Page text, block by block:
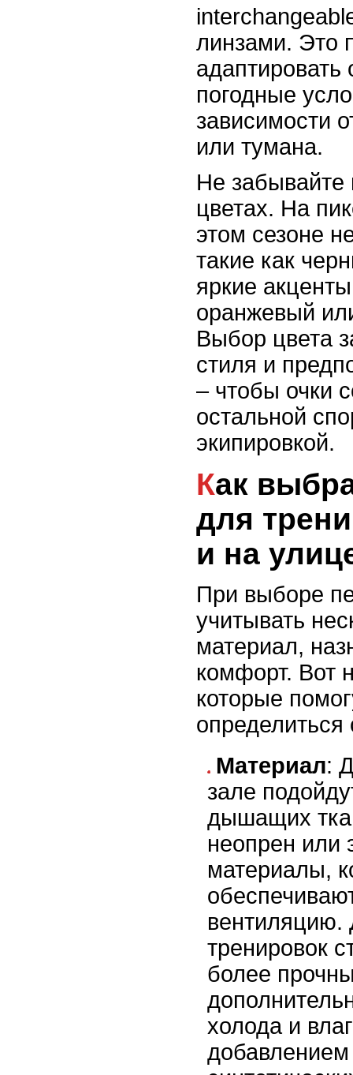
линзами. Это
адаптировать
погодные
зависимости
или тумана.
Не забывайте
цветах. На
этом сезоне
такие как
яркие
оранжевый
Выбор цвета
стиля и
– чтобы очки
остальной
экипировкой.
Как выбрать перчатки
для
и на
При выборе
учитывать
материал,
комфорт. Вот
которые
Материал:
зале
дышащих
неопрен или
материалы,
вентиляцию.
тренировок
более
холода и